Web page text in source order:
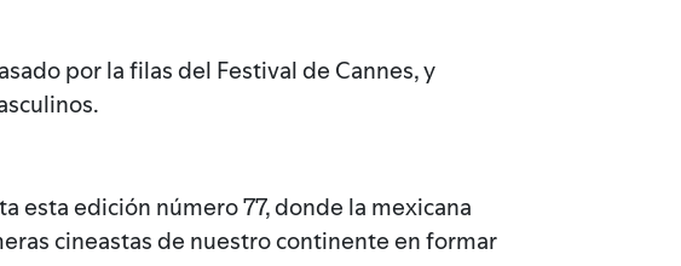
por la filas del Festival de Cannes, y
esta edición número 77, donde la mexicana
cineastas de nuestro continente en formar